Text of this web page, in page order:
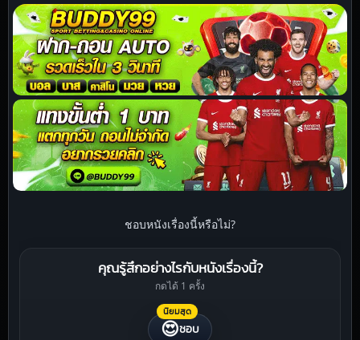
ชอบหนังเรื่องนี้หรือไม่?
คุณรู้สึกอย่างไรกับหนังเรื่องนี้?
กดได้ 1 ครั้ง
นิยมสุด
😍ชอบ